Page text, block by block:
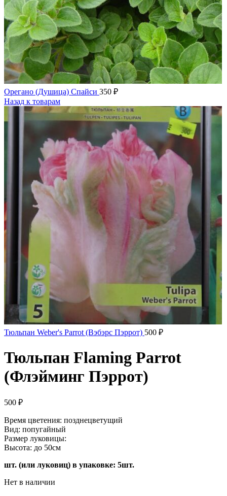
Орегано (Душица) Спайси 350 ₽
Назад к товарам
Тюльпан Weber's Parrot (Вэбэрс Пэррот) 500 ₽
Тюльпан Flaming Parrot
(Флэйминг Пэррот)
500 ₽
Время цветения: позднецветущий
Вид: попугайный
Размер луковицы:
Высота: до 50см
шт. (или луковиц) в упаковке: 5шт.
Нет в наличии